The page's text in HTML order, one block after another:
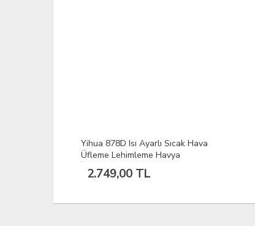
Yihua 878D Isı Ayarlı Sıcak Hava
Üfleme Lehimleme Havya
İstasyonu
2.749,00 TL